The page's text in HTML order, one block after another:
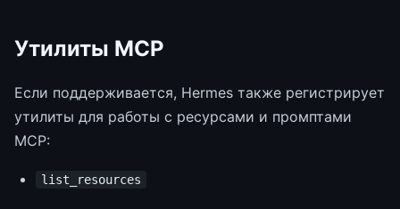
Утилиты MCP
Если поддерживается, Hermes также регистрирует
утилиты для работы с ресурсами и промптами
MCP:
list_resources